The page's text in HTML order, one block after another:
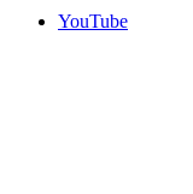
YouTube